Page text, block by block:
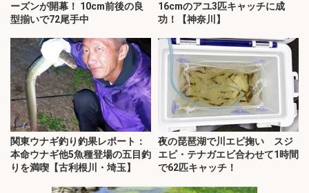
ーズンが開幕！ 10cm前後の良
型揃いで72尾手中
16cmのアユ3匹キャッチに成
功！【神奈川】
関東ウナギ釣り釣果レポート：
本命ウナギ他5魚種登場の五目釣
りを満喫【古利根川・埼玉】
夜の琵琶湖で川エビ掬い スジ
エビ・テナガエビ合わせて1時間
で62匹キャッチ！